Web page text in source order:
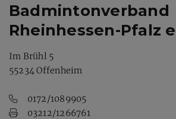
Badmintonverband
Rheinhessen-Pfalz
Im Brühl 5
55234 Offenheim
0172/1089905
03212/1266761